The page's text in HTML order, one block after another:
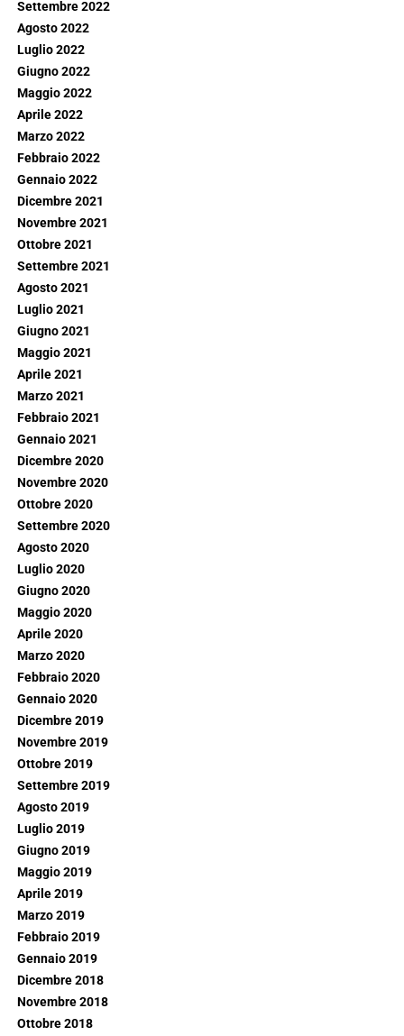
Settembre 2022
Agosto 2022
Luglio 2022
Giugno 2022
Maggio 2022
Aprile 2022
Marzo 2022
Febbraio 2022
Gennaio 2022
Dicembre 2021
Novembre 2021
Ottobre 2021
Settembre 2021
Agosto 2021
Luglio 2021
Giugno 2021
Maggio 2021
Aprile 2021
Marzo 2021
Febbraio 2021
Gennaio 2021
Dicembre 2020
Novembre 2020
Ottobre 2020
Settembre 2020
Agosto 2020
Luglio 2020
Giugno 2020
Maggio 2020
Aprile 2020
Marzo 2020
Febbraio 2020
Gennaio 2020
Dicembre 2019
Novembre 2019
Ottobre 2019
Settembre 2019
Agosto 2019
Luglio 2019
Giugno 2019
Maggio 2019
Aprile 2019
Marzo 2019
Febbraio 2019
Gennaio 2019
Dicembre 2018
Novembre 2018
Ottobre 2018